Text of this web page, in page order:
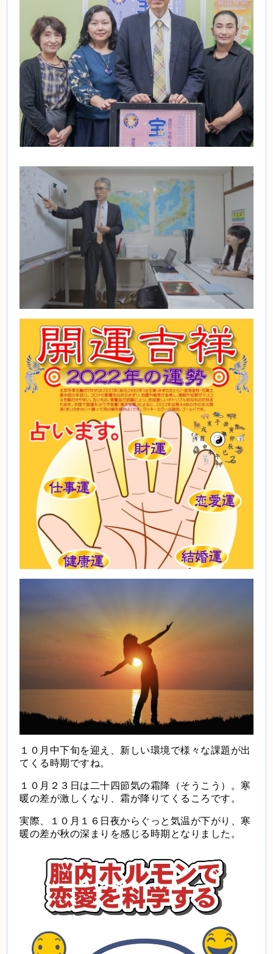
１０月中下旬を迎え、新しい環境で様々な課題が出
てくる時期ですね。
１０月２３日は二十四節気の霜降（そうこう）。寒
暖の差が激しくなり、霜が降りてくるころです。
実際、１０月１６日夜からぐっと気温が下がり、寒
暖の差が秋の深まりを感じる時期となりました。